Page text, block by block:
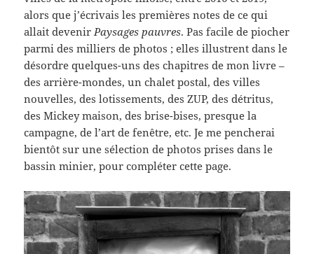
alors que j’écrivais les premières notes de ce qui
allait devenirPaysages pauvres. Pas facile de piocher
parmi des milliers de photos ; elles illustrent dans le
désordre quelques-uns des chapitres de mon livre –
des arrière-mondes, un chalet postal, des villes
nouvelles, des lotissements, des ZUP, des détritus,
des Mickey maison, des brise-bises, presque la
campagne, de l’art de fenêtre, etc. Je me pencherai
bientôt sur une sélection de photos prises dans le
bassin minier, pour compléter cette page.